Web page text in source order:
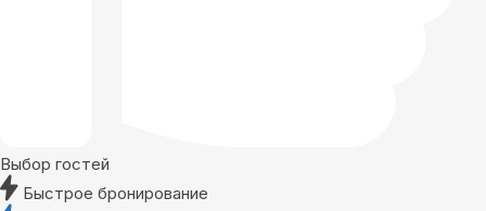
Выбор гостей
Быстрое бронирование